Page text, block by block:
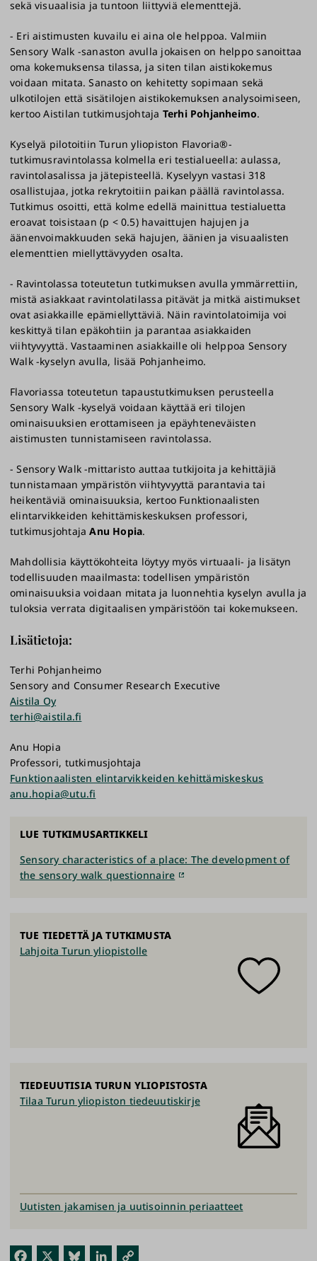
Fac Blu Link
sekä visuaalisia ja tuntoon liittyviä elementtejä.
- Eri aistimusten kuvailu ei aina ole helppoa. Valmiin
Sensory Walk -sanaston avulla jokaisen on helppo sanoittaa
oma kokemuksensa tilassa, ja siten tilan aistikokemus
voidaan mitata. Sanasto on kehitetty sopimaan sekä
ulkotilojen että sisätilojen aistikokemuksen analysoimiseen,
kertoo Aistilan tutkimusjohtaja Terhi Pohjanheimo.
Kyselyä pilotoitiin Turun yliopiston Flavoria®-
tutkimusravintolassa kolmella eri testialueella: aulassa,
ravintolasalissa ja jätepisteellä. Kyselyyn vastasi 318
osallistujaa, jotka rekrytoitiin paikan päällä ravintolassa.
Tutkimus osoitti, että kolme edellä mainittua testialuetta
eroavat toisistaan (p < 0.5) havaittujen hajujen ja
äänenvoimakkuuden sekä hajujen, äänien ja visuaalisten
elementtien miellyttävyyden osalta.
- Ravintolassa toteutetun tutkimuksen avulla ymmärrettiin,
mistä asiakkaat ravintolatilassa pitävät ja mitkä aistimukset
ovat asiakkaille epämiellyttäviä. Näin ravintolatoimija voi
keskittyä tilan epäkohtiin ja parantaa asiakkaiden
viihtyvyyttä. Vastaaminen asiakkaille oli helppoa Sensory
Walk -kyselyn avulla, lisää Pohjanheimo.
Flavoriassa toteutetun tapaustutkimuksen perusteella
Sensory Walk -kyselyä voidaan käyttää eri tilojen
ominaisuuksien erottamiseen ja epäyhteneväisten
aistimusten tunnistamiseen ravintolassa.
- Sensory Walk -mittaristo auttaa tutkijoita ja kehittäjiä
tunnistamaan ympäristön viihtyvyyttä parantavia tai
heikentäviä ominaisuuksia, kertoo Funktionaalisten
elintarvikkeiden kehittämiskeskuksen professori,
tutkimusjohtajaAnu Hopia.
Mahdollisia käyttökohteita löytyy myös virtuaali- ja lisätyn
todellisuuden maailmasta: todellisen ympäristön
ominaisuuksia voidaan mitata ja luonnehtia kyselyn avulla ja
tuloksia verrata digitaalisen ympäristöön tai kokemukseen.
Lisätietoja:
Terhi Pohjanheimo
Sensory and Consumer Research Executive
Aistila Oy
terhi@aistila.fi
Anu Hopia
Professori, tutkimusjohtaja
Funktionaalisten elintarvikkeiden kehittämiskeskus
anu.hopia@utu.fi
LUE TUTKIMUSARTIKKELI
Sensory characteristics of a place: The development of
the sensory walk questionnaire
TUE TIEDETTÄ JA TUTKIMUSTA
Lahjoita Turun yliopistolle
TIEDEUUTISIA TURUN YLIOPISTOSTA
Tilaa Turun yliopiston tiedeuutiskirje
Uutisten jakamisen ja uutisoinnin periaatteet